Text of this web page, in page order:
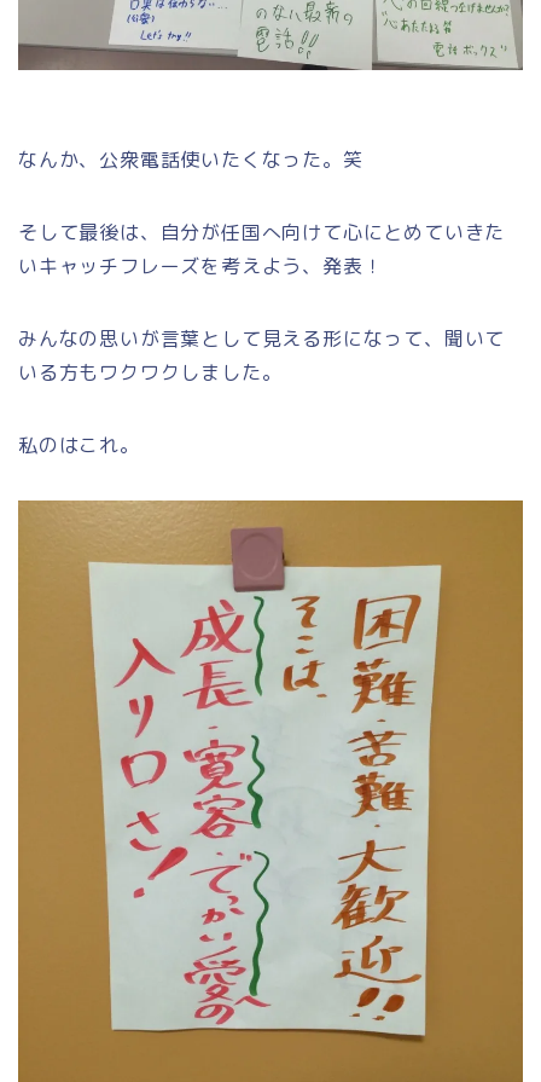
なんか、公衆電話使いたくなった。笑
そして最後は、自分が任国へ向けて心にとめていきた
いキャッチフレーズを考えよう、発表！
みんなの思いが言葉として見える形になって、聞いて
いる方もワクワクしました。
私のはこれ。